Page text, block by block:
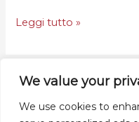
We value your
We use cookies to
Leggi tutto »